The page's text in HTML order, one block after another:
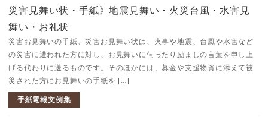
災害見舞い状・手紙》地震見舞い・火災台風・水害見
舞い・お礼状
災害お見舞いの手紙、災害お見舞い状は、火事や地震、台風や水害など
の災害に遭われた方に対し、お見舞いに伺ったり励ましの言葉を申し上
げる代わりに送るものです。そのほかには、募金や支援物資に添えて被
災された方にお見舞いの手紙を […]
手紙電報文例集